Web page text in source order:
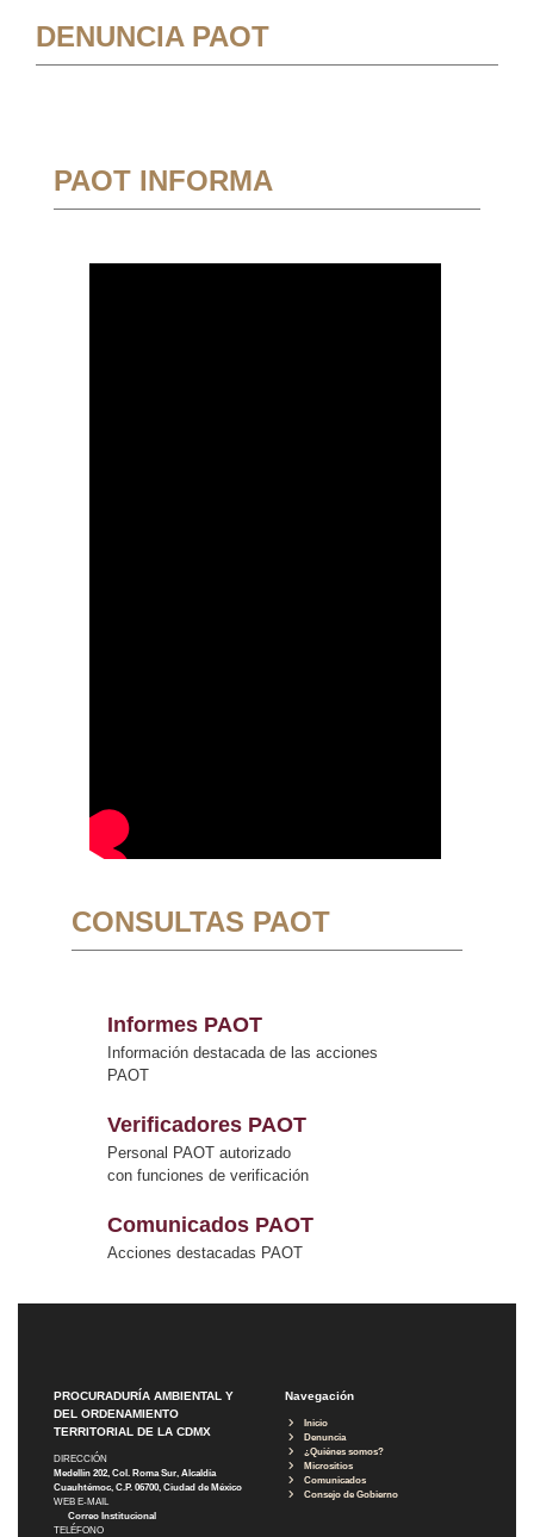
DENUNCIA PAOT
PAOT INFORMA
CONSULTAS PAOT
Informes PAOT
Información destacada de las acciones
PAOT
Verificadores PAOT
Personal PAOT autorizado
con funciones de verificación
Comunicados PAOT
Acciones destacadas PAOT
PROCURADURÍA AMBIENTAL Y
DEL ORDENAMIENTO
TERRITORIAL DE LA CDMX
DIRECCIÓN
Medellín 202, Col. Roma Sur, Alcaldía
Cuauhtémoc, C.P. 06700, Ciudad de México
WEB E-MAIL
Correo Institucional
TELÉFONO
Navegación
Inicio
Denuncia
¿Quiénes somos?
Micrositios
Comunicados
Consejo de Gobierno